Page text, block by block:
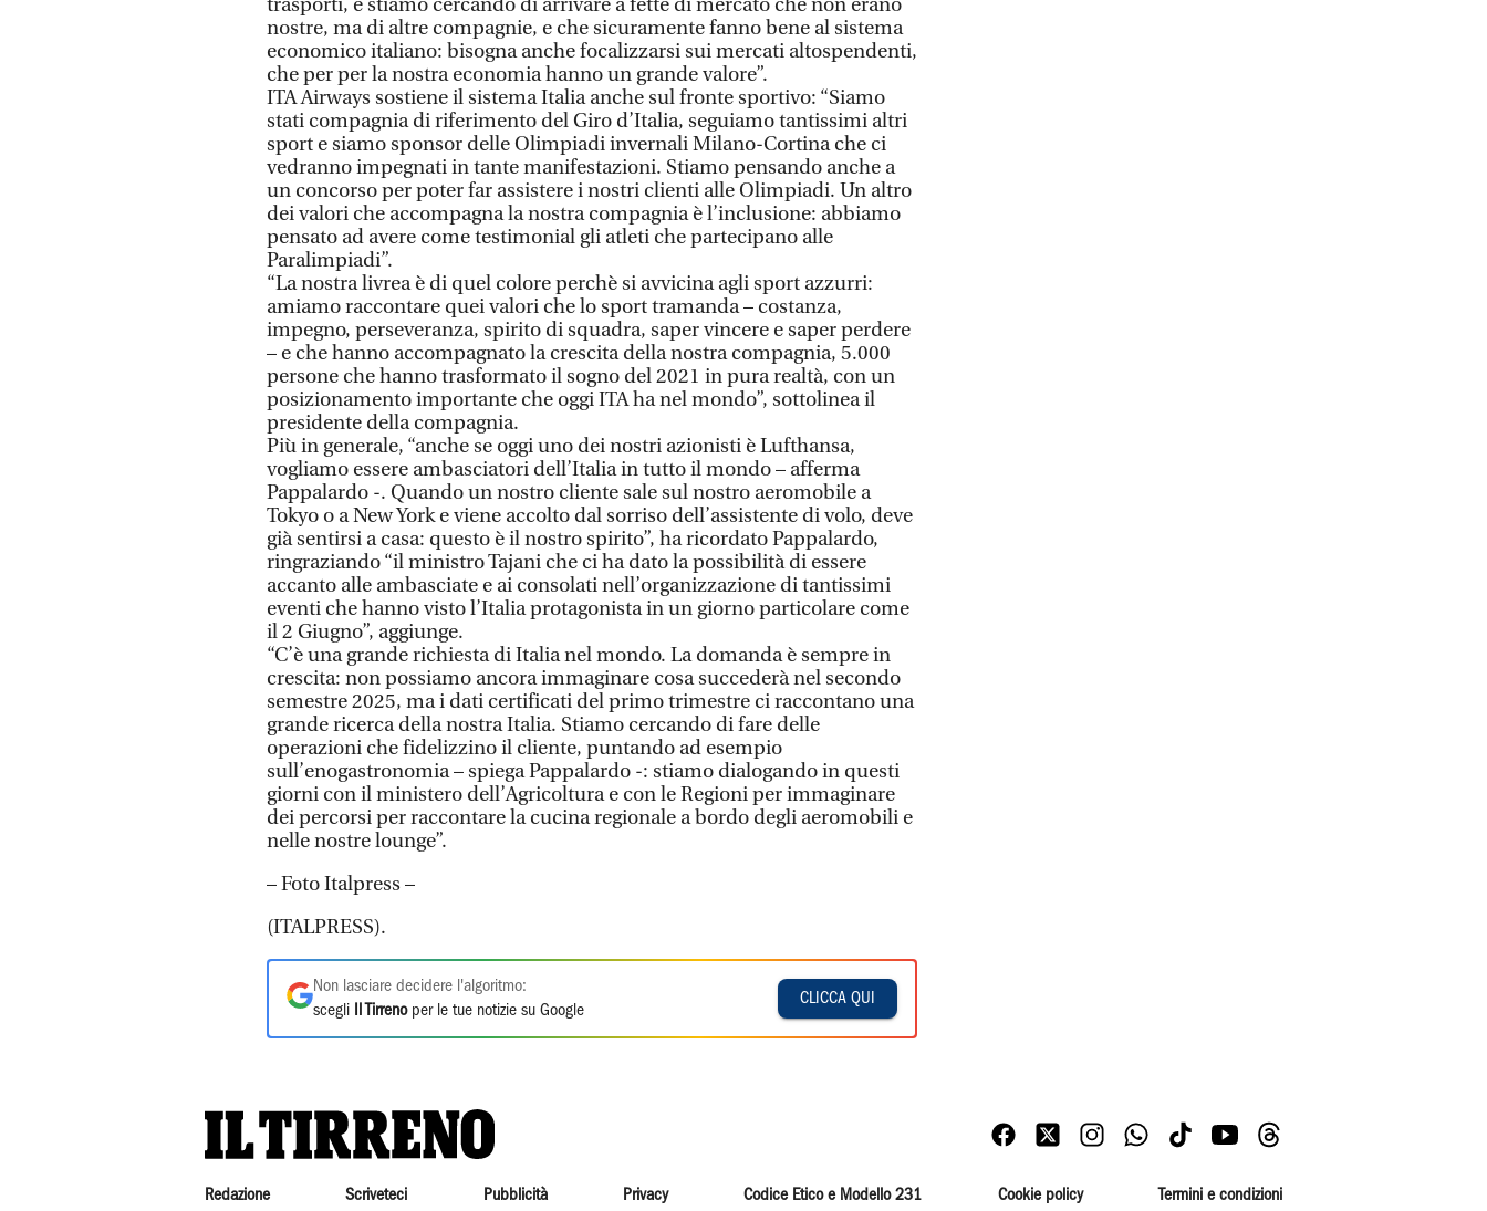
trasporti, e stiamo cercando di arrivare a fette di mercato che non erano
nostre, ma di altre compagnie, e che sicuramente fanno bene al sistema
economico italiano: bisogna anche focalizzarsi sui mercati altospendenti,
che per per la nostra economia hanno un grande valore”.
ITA Airways sostiene il sistema Italia anche sul fronte sportivo: “Siamo
stati compagnia di riferimento del Giro d’Italia, seguiamo tantissimi altri
sport e siamo sponsor delle Olimpiadi invernali Milano-Cortina che ci
vedranno impegnati in tante manifestazioni. Stiamo pensando anche a
un concorso per poter far assistere i nostri clienti alle Olimpiadi. Un altro
dei valori che accompagna la nostra compagnia è l’inclusione: abbiamo
pensato ad avere come testimonial gli atleti che partecipano alle
Paralimpiadi”.
“La nostra livrea è di quel colore perchè si avvicina agli sport azzurri:
amiamo raccontare quei valori che lo sport tramanda – costanza,
impegno, perseveranza, spirito di squadra, saper vincere e saper perdere
– e che hanno accompagnato la crescita della nostra compagnia, 5.000
persone che hanno trasformato il sogno del 2021 in pura realtà, con un
posizionamento importante che oggi ITA ha nel mondo”, sottolinea il
presidente della compagnia.
Più in generale, “anche se oggi uno dei nostri azionisti è Lufthansa,
vogliamo essere ambasciatori dell’Italia in tutto il mondo – afferma
Pappalardo -. Quando un nostro cliente sale sul nostro aeromobile a
Tokyo o a New York e viene accolto dal sorriso dell’assistente di volo, deve
già sentirsi a casa: questo è il nostro spirito”, ha ricordato Pappalardo,
ringraziando “il ministro Tajani che ci ha dato la possibilità di essere
accanto alle ambasciate e ai consolati nell’organizzazione di tantissimi
eventi che hanno visto l’Italia protagonista in un giorno particolare come
il 2 Giugno”, aggiunge.
“C’è una grande richiesta di Italia nel mondo. La domanda è sempre in
crescita: non possiamo ancora immaginare cosa succederà nel secondo
semestre 2025, ma i dati certificati del primo trimestre ci raccontano una
grande ricerca della nostra Italia. Stiamo cercando di fare delle
operazioni che fidelizzino il cliente, puntando ad esempio
sull’enogastronomia – spiega Pappalardo -: stiamo dialogando in questi
giorni con il ministero dell’Agricoltura e con le Regioni per immaginare
dei percorsi per raccontare la cucina regionale a bordo degli aeromobili e
nelle nostre lounge”.
– Foto Italpress –
(ITALPRESS).
Non lasciare decidere l'algoritmo:
scegli
Il Tirrenoper le tue notizie su Google
CLICCA QUI
Redazione Scriveteci Pubblicità Privacy Codice Etico e Modello 231 Cookie policy Termini e condizioni